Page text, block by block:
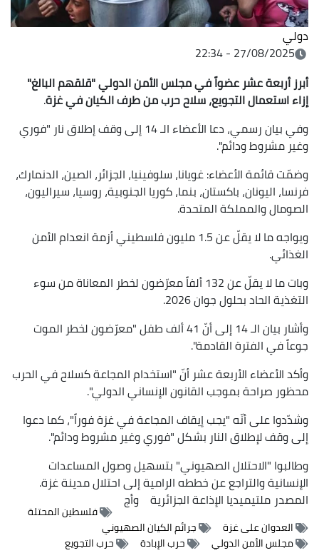
دولي
27/08/2025 - 22:34
أبرز أربعة عشر عضواً في مجلس الأمن الدولي "قلقهم البالغ"
إزاء استعمال التجويع، سلاح حرب من طرف الكيان في غزة.
وفي بيان رسمي، دعا الأعضاء الـ 14 إلى وقف إطلاق نار "فوري
وغير مشروط ودائم".
وضمّت قائمة الأعضاء: غويانا، سلوفينيا، الجزائر، الصين، الدنمارك،
فرنسا، اليونان، باكستان، بنما، كوريا الجنوبية، روسيا، سيراليون،
الصومال والمملكة المتحدة.
ويواجه ما لا يقلّ عن 1.5 مليون فلسطيني أزمة انعدام الأمن
الغذائي.
وبات ما لا يقلّ عن 132 ألفاً معرّضون لخطر المعاناة من سوء
التغذية الحاد بحلول جوان 2026.
وأشار بيان الـ 14 إلى أنّ 41 ألف طفل "معرّضون لخطر الموت
جوعاً في الفترة القادمة".
وأكد الأعضاء الأربعة عشر أنّ "استخدام المجاعة كسلاح في الحرب
محظور صراحة بموجب القانون الإنساني الدولي".
وشدّدوا على أنّه "يجب إيقاف المجاعة في غزة فوراً"، كما دعوا
إلى وقف لإطلاق النار بشكل "فوري وغير مشروط ودائم".
وطالبوا "الاحتلال الصهيوني" بتسهيل وصول المساعدات
الإنسانية والتراجع عن خططه الرامية إلى احتلال مدينة غزة.
المصدرملتيميديا الإذاعة الجزائرية وأج
فلسطين المحتلة
العدوان على غزة
جرائم الكيان الصهيوني
مجلس الأمن الدولي
حرب الإبادة حرب التجويع